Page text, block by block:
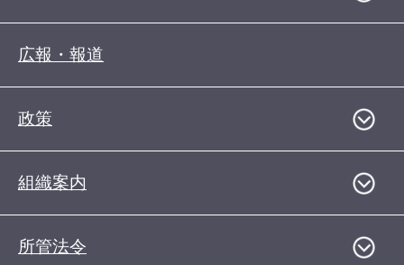
広報・報道
政策
組織案内
所管法令